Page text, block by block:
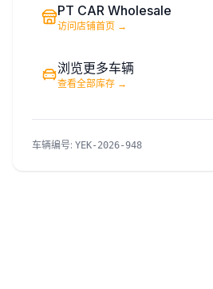
PT CAR Wholesale
访问店铺首页 →
浏览更多车辆
查看全部库存 →
车辆编号: YEK-2026-948